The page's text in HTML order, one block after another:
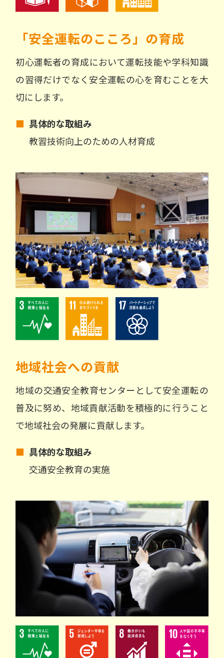
「安全運転のこころ」の育成
初心運転者の育成において運転技能や学科知識
の習得だけでなく安全運転の心を育むことを大
切にします。
■ 具体的な取組み
教習技術向上のための人材育成
地域社会への貢献
地域の交通安全教育センターとして安全運転の
普及に努め、地域貢献活動を積極的に行うこと
で地域社会の発展に貢献します。
■ 具体的な取組み
交通安全教育の実施